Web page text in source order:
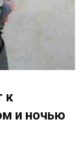
к
и ночью